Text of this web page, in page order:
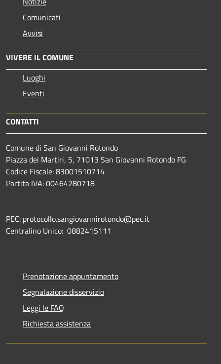
Comunicati
Avvisi
VIVERE IL COMUNE
Luoghi
Eventi
CONTATTI
Comune di San Giovanni Rotondo
Piazza dei Martiri, 5, 71013 San Giovanni Rotondo FG
Codice Fiscale: 83001510714
Partita IVA: 00464280718
PEC: protocollo.sangiovannirotondo@pec.it
Centralino Unico: 0882415111
Prenotazione appuntamento
Segnalazione disservizio
Leggi le FAQ
Richiesta assistenza